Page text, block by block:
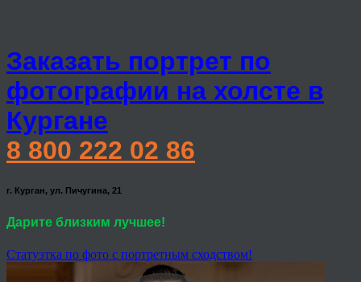
Заказать портрет по
фотографии на холсте в
Кургане
8 800 222 02 86
г. Курган, ул. Пичугина, 21
Дарите близким лучшее!
Статуэтка по фото с портретным сходством!